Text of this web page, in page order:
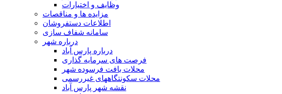
وظایف و اختیارات
مزایده ها و مناقصات
اطلاعات دستفروشان
سامانه شفاف سازی
درباره شهر
درباره پارس آباد
فرصت های سرمایه گذاری
محلات بافت فرسوده شهر
محلات سکونتگاههای غیررسمی
نقشه شهر پارس آباد